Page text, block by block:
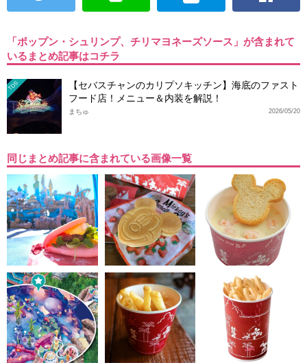
「ポップン・シュリンプ、チリマヨネーズソース」が含まれて
いるまとめ記事はコチラ
TDS
【セバスチャンのカリプソキッチン】海底のファスト
フード店！メニュー＆内装を解説！
2026/05/20
まちゅ
同じまとめ記事に含まれている画像一覧